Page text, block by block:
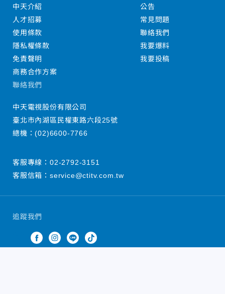
追蹤我們
中天介紹
人才招募
使用條款
隱私權條款
免責聲明
商務合作方案
公告
常見問題
聯絡我們
我要爆料
我要投稿
聯絡我們
中天電視股份有限公司
臺北市內湖區民權東路六段25號
總機：(02)6600-7766
客服專線： 02-2792-3151
客服信箱： service@ctitv.com.tw